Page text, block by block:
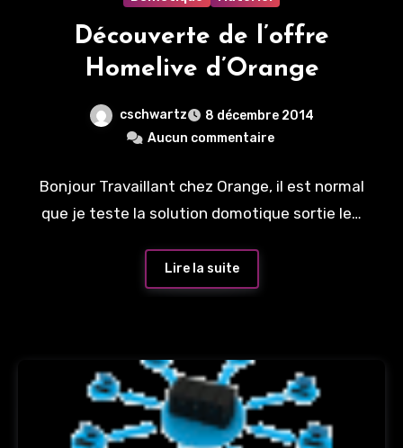
Découverte de l’offre
Homelive d’Orange
cschwartz
8 décembre 2014
Aucun commentaire
Bonjour Travaillant chez Orange, il est normal
que je teste la solution domotique sortie le…
Lire la suite